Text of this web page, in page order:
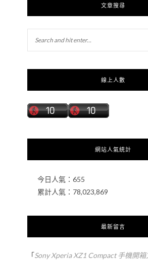
文章搜尋
線上人數
網站人氣統計
今日人氣： 655
累計人氣： 78,023,869
最新留言
「Sony Xperia XZ1 Compact 手機開